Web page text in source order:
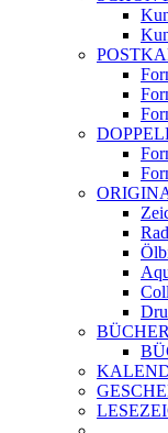
BÜCHER